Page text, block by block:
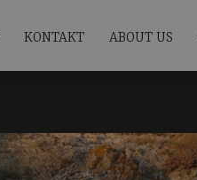
KONTAKT ABOUT US